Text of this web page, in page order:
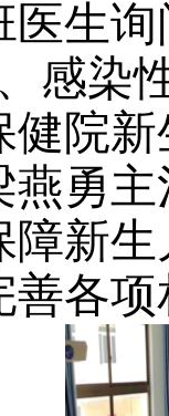
医生
感染
健院
燕勇
障新
善各